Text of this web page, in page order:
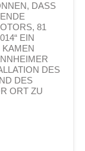
DASS
81
EIN
KAMEN
DES
DES
ORT ZU